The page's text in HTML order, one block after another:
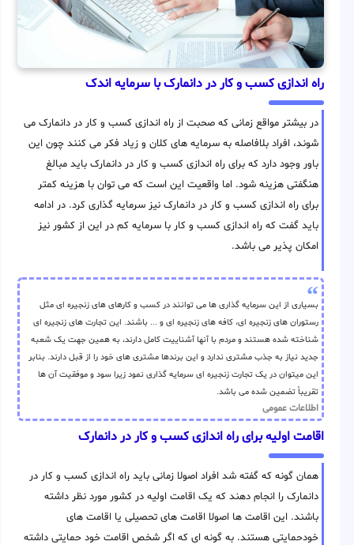
راه اندازی کسب و کار در دانمارک با سرمایه اندک
در بیشتر مواقع زمانی که صحبت از راه اندازی کسب و کار در دانمارک می
شوند، افراد بلافاصله به سرمایه های کلان و زیاد فکر می کنند چون این
باور وجود دارد که برای راه اندازی کسب و کار در دانمارک باید مبالغ
هنگفتی هزینه شود. اما واقعیت این است که می توان با هزینه کمتر
برای راه اندازی کسب و کار در دانمارک نیز سرمایه گذاری کرد. در ادامه
باید گفت که راه اندازی کسب و کار با سرمایه کم در این از کشور نیز
امکان پذیر می باشد.
بسیاری از این سرمایه گذاری ها می توانند در کسب و کارهای های زنجیره ای مثل
رستوران های زنجیره ای، کافه های زنجیره ای و ... باشند. این تجارت های زنجیره ای
شناخته شده هستند و مردم با آنها آشناییت کامل دارند، به همین جهت یک شعبه
جدید نیاز به جذب مشتری ندارد و این برندها مشتری های خود را از قبل دارند. بنابر
این میتوان در یک تجارت زنجیره ای سرمایه گذاری نمود زیرا سود و موفقیت آن ها
تقریباً تضمین شده می باشد.
اطلاعات عمومی
اقامت اولیه برای راه اندازی کسب و کار در دانمارک
همان گونه که گفته شد افراد اصولا زمانی باید راه اندازی کسب و کار در
دانمارک را انجام دهند که یک اقامت اولیه در کشور مورد نظر داشته
باشند. این اقامت ها اصولا اقامت های تحصیلی یا اقامت های
خودحمایتی هستند. به گونه ای که اگر شخص اقامت خود حمایتی داشته